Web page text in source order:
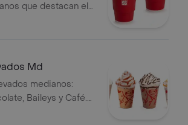
que destacan el
café Juan Valdez.
Md
medianos:
Baileys y Café.
contiene licor.